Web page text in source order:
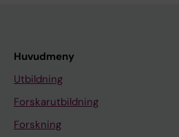
Huvudmeny
Utbildning
Forskarutbildning
Forskning